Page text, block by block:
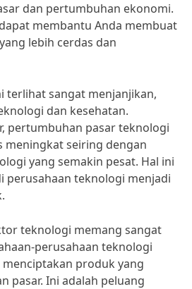
dan pertumbuhan ekonomi.
membantu Anda membuat
lebih cerdas dan
terlihat sangat menjanjikan,
dan kesehatan.
pertumbuhan pasar teknologi
meningkat seiring dengan
yang semakin pesat. Hal ini
perusahaan teknologi menjadi
teknologi memang sangat
perusahaan teknologi
produk yang
pasar. Ini adalah peluang